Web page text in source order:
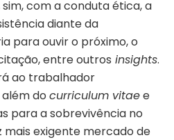
com a conduta ética, a
diante da
para ouvir o próximo, o
entre outros insights.
ao trabalhador
do curriculum vitaee
para a sobrevivência no
exigente mercado de